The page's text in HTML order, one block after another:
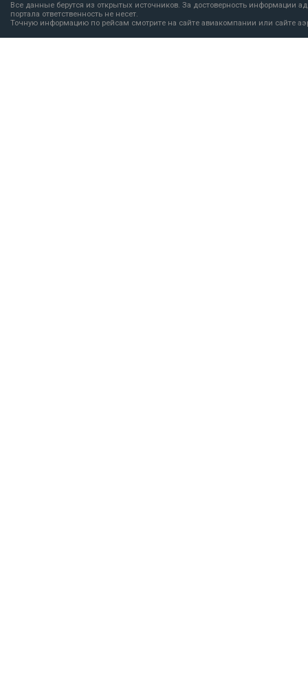
Все данные берутся из открытых источников. За достоверность информации
портала ответственность не несет.
Точную информацию по рейсам смотрите на сайте авиакомпании или сайте